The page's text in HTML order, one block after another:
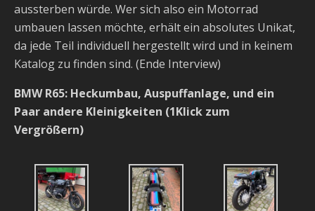
aussterben würde. Wer sich also ein Motorrad
umbauen lassen möchte, erhält ein absolutes Unikat,
da jede Teil individuell hergestellt wird und in keinem
Katalog zu finden sind. (Ende Interview)
BMW R65: Heckumbau, Auspuffanlage, und ein
Paar andere Kleinigkeiten (1Klick zum
Vergrößern)